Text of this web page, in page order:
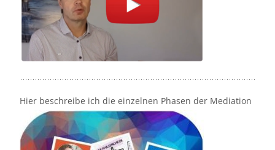
Hier beschreibe ich die einzelnen Phasen der Mediation